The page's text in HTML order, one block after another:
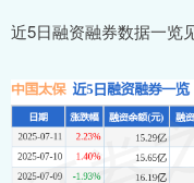
近5日融资融券数据一览